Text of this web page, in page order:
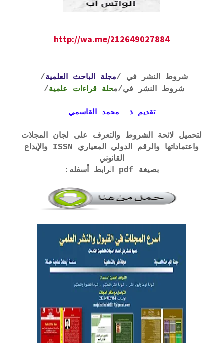
http://wa.me/212649027884
شروط النشر في /مجلة الباحث العلمية/
شروط النشر في/مجلة قراءات علمية/
تقديم ذ. محمد القاسمي
لتحميل لائحة الشروط والتعرف على لجان المجلات
واعتماداتها والرقم الدولي المعياري ISSN والإيداع
القانوني
بصيغة pdf الرابط أسفله: